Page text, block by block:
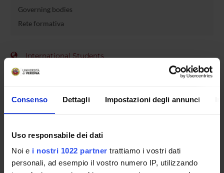
Consenso Dettagli Impostazioni degli annunci
Uso responsabile dei dati
Noi e i nostri 1022 partner trattiamo i vostri dati
personali, ad esempio il vostro numero IP, utilizzando
Governing bodies
Rete formativa
International Students
CORSI DI LAUREA
CORSI DI LAUREA MAGISTRALE